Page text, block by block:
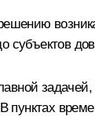
субъектов